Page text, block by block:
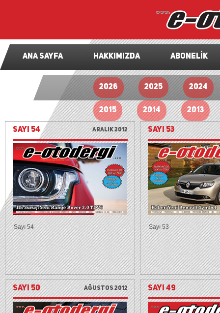
ANA SAYFA HAKKIMIZDA ABONELİK
2026 2025 2024
2015 2014 2013
SAYI 54 Aralık 2012
Sayı 54
SAYI 53
Sayı 53
SAYI 50 Ağustos 2012 SAYI 49